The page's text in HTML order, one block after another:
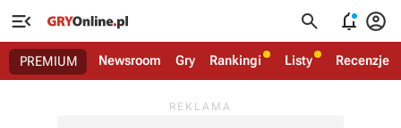
   
PREMIUM Newsroom Gry Rankingi Listy Recenzje